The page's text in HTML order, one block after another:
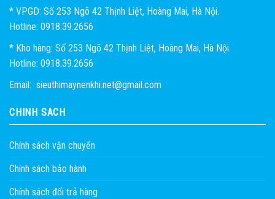
* VPGD: Số 253 Ngõ 42 Thịnh Liệt, Hoàng Mai, Hà Nội.
Hotline: 0918.39.2656
* Kho hàng: Số 253 Ngõ 42 Thịnh Liệt, Hoàng Mai, Hà Nội.
Hotline: 0918.39.2656
Email: sieuthimaynenkhi.net@gmail.com
CHÍNH SÁCH
Chính sách vận chuyển
Chính sách bảo hành
Chính sách đổi trả hàng